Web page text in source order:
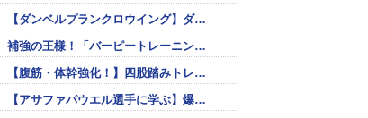
【ダンベルプランクロウイング】ダ…
補強の王様！「バーピートレーニン…
【腹筋・体幹強化！】四股踏みトレ…
【アサファパウエル選手に学ぶ】爆…